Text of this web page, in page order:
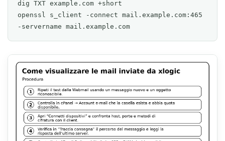
dig TXT example.com +short
openssl s_client -connect mail.example.com:465
-servername mail.example.com